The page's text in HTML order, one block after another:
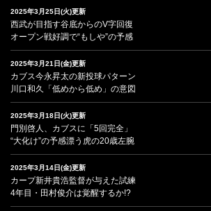
2025年3月25日(火)更新
西武が目指す谷底からのV字回復
オープン戦好調で“もしや”の予感
2025年3月21日(金)更新
カブス今永昇太の新投球パターン
川口和久「低めから低め」の意図
2025年3月18日(火)更新
門別啓人、カブスに「5回完全」
“大化け”の予感漂う虎の20歳左腕
2025年3月14日(金)更新
カープ新井貴浩監督が与えた試練
4年目・田村俊介は覚醒するか!?